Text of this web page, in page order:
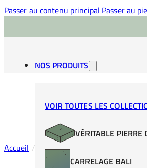
Passer au contenu principal Passer au
NOS PRODUITS
VOIR TOUTES LES
VÉRITABLE PIERRE
CARRELAGE BALI
Accueil / Joint de piscine